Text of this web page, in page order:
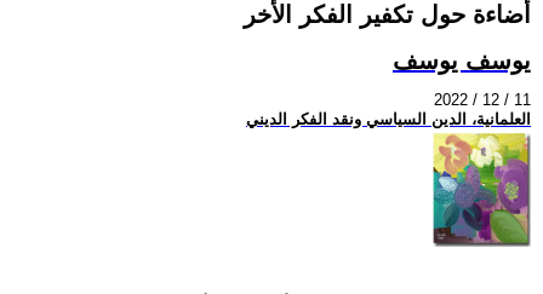
أضاءة حول تكفير الفكر الأخر
يوسف يوسف
2022 / 12 / 11
العلمانية، الدين السياسي ونقد الفكر الديني